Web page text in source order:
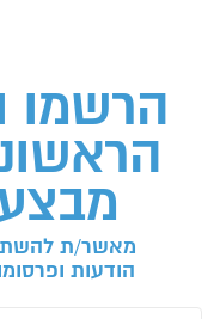
הרשמו
מאשר/ת
הודעות